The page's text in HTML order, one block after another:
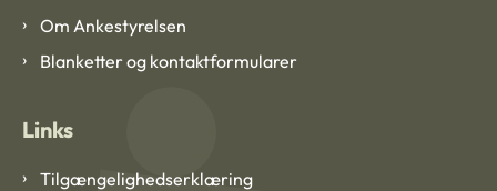
Om Ankestyrelsen
Blanketter og kontaktformularer
Links
Tilgængelighedserklæring